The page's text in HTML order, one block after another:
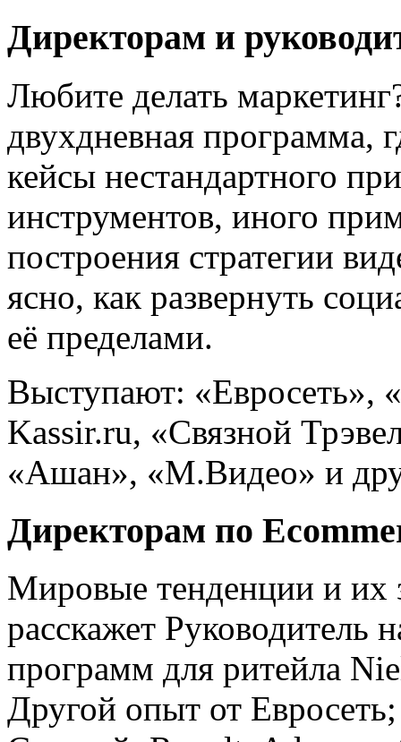
Директорам и
Любите делать
двухдневная программа,
кейсы нестандартного
инструментов, иного
построения стратегии
ясно, как развернуть
её пределами.
Выступают: «Евросеть»,
Kassir.ru, «Связной
«Ашан», «М.Видео» и
Директорам по
Мировые тенденции и их
расскажет Руководитель
программ для ритейла
Другой опыт от